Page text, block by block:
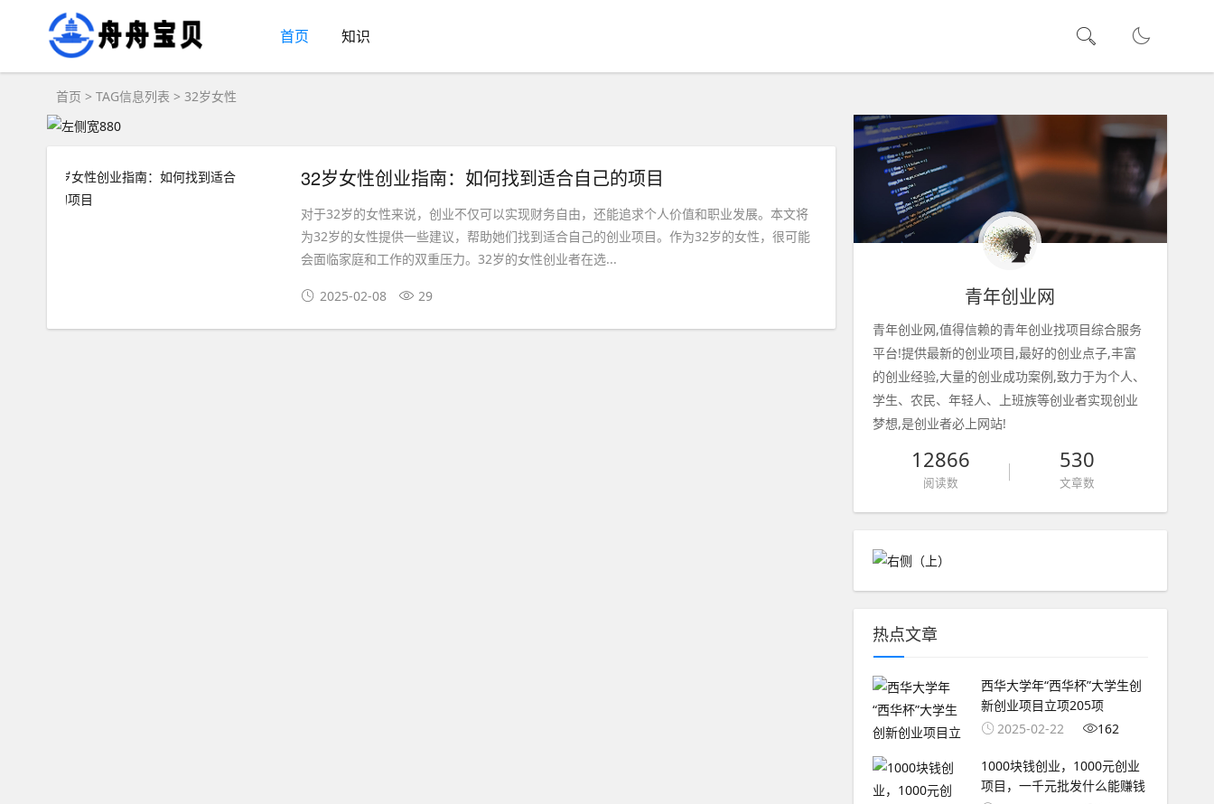
首页 知识
首页 > TAG信息列表 > 32岁女性
32岁女性创业指南：如何找到适合自己的项目
对于32岁的女性来说，创业不仅可以实现财务自由，还能追求个人价值和职业发展。本文将
为32岁的女性提供一些建议，帮助她们找到适合自己的创业项目。作为32岁的女性，很可能
会面临家庭和工作的双重压力。32岁的女性创业者在选...
2025-02-08 29 青年创业网
青年创业网,值得信赖的青年创业找项目综合服务
平台!提供最新的创业项目,最好的创业点子,丰富
的创业经验,大量的创业成功案例,致力于为个人、
学生、农民、年轻人、上班族等创业者实现创业
梦想,是创业者必上网站!
12866
阅读数
530
文章数
热点文章
西华大学年“西华杯”大学生创
新创业项目立项205项
2025-02-22
162
1000块钱创业，1000元创业
项目，一千元批发什么能赚钱